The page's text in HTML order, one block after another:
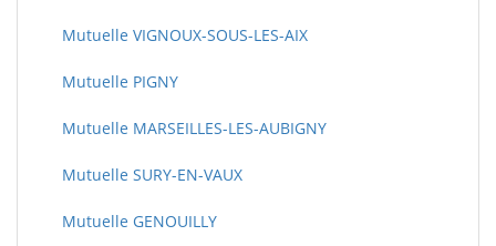
Mutuelle VIGNOUX-SOUS-LES-AIX
Mutuelle PIGNY
Mutuelle MARSEILLES-LES-AUBIGNY
Mutuelle SURY-EN-VAUX
Mutuelle GENOUILLY